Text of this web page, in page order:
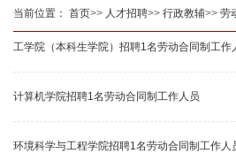
当前位置： 首页>> 人才招聘>> 行政教辅>> 劳
工学院（本科生学院）招聘1名劳动合同制工作
计算机学院招聘1名劳动合同制工作人员
环境科学与工程学院招聘1名劳动合同制工作人